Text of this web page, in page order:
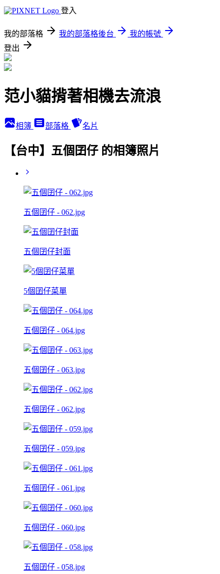
登入
我的部落格 我的部落格後台
我的帳號
登出
范小貓揹著相機去流浪
相簿 部落格 名片
【台中】五個囝仔 的相簿照片
五個囝仔 - 062.jpg
五個囝仔封面
5個囝仔菜單
五個囝仔 - 064.jpg
五個囝仔 - 063.jpg
五個囝仔 - 062.jpg
五個囝仔 - 059.jpg
五個囝仔 - 061.jpg
五個囝仔 - 060.jpg
五個囝仔 - 058.jpg